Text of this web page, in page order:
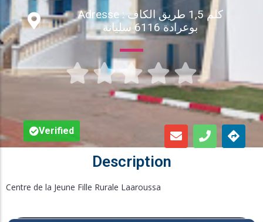
Inscription en Ligne
Bourses
Foire aux Questions
Adresse : كلم 1,5 طريق الكاف
بوعرادة 6116 سليانة

Verified
Description
Centre de la Jeune Fille Rurale Laaroussa